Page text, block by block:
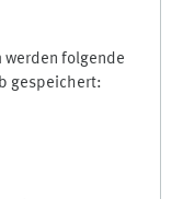
werden folgende
gespeichert: